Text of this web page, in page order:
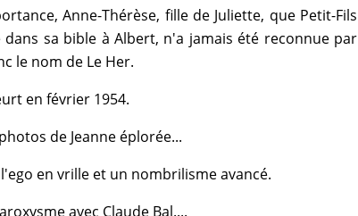
Anne-Thérèse, fille de Juliette, que Petit-Fils
sa bible à Albert, n'a jamais été reconnue par
le nom de Le Her.
en février 1954.
de Jeanne éplorée...
en vrille et un nombrilisme avancé.
avec Claude Bal....